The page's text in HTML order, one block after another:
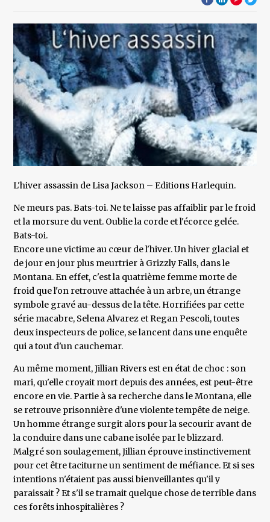
L'hiver assassin de Lisa Jackson – Editions Harlequin.
Ne meurs pas. Bats-toi. Ne te laisse pas affaiblir par le froid
et la morsure du vent. Oublie la corde et l'écorce gelée.
Bats-toi.
Encore une victime au cœur de l'hiver. Un hiver glacial et
de jour en jour plus meurtrier à Grizzly Falls, dans le
Montana. En effet, c'est la quatrième femme morte de
froid que l'on retrouve attachée à un arbre, un étrange
symbole gravé au-dessus de la tête. Horrifiées par cette
série macabre, Selena Alvarez et Regan Pescoli, toutes
deux inspecteurs de police, se lancent dans une enquête
qui a tout d'un cauchemar.
Au même moment, Jillian Rivers est en état de choc : son
mari, qu'elle croyait mort depuis des années, est peut-être
encore en vie. Partie à sa recherche dans le Montana, elle
se retrouve prisonnière d'une violente tempête de neige.
Un homme étrange surgit alors pour la secourir avant de
la conduire dans une cabane isolée par le blizzard.
Malgré son soulagement, Jillian éprouve instinctivement
pour cet être taciturne un sentiment de méfiance. Et si ses
intentions n'étaient pas aussi bienveillantes qu'il y
paraissait ? Et s'il se tramait quelque chose de terrible dans
ces forêts inhospitalières ?